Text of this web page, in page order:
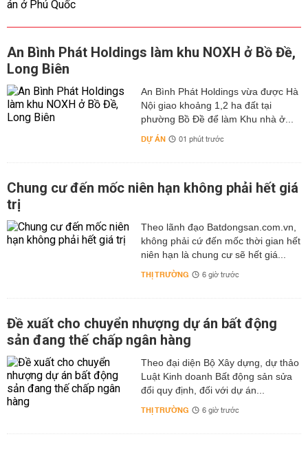
An Bình Phát Holdings làm khu NOXH ở Bồ Đề,
Long Biên
An Bình Phát Holdings vừa được Hà
Nội giao khoảng 1,2 ha đất tại
phường Bồ Đề để làm Khu nhà ở...
DỰ ÁN 01 phút trước
Chung cư đến mốc niên hạn không phải hết giá
trị
Theo lãnh đạo Batdongsan.com.vn,
không phải cứ đến mốc thời gian hết
niên hạn là chung cư sẽ hết giá...
THỊ TRƯỜNG 6 giờ trước
Đề xuất cho chuyển nhượng dự án bất động
sản đang thế chấp ngân hàng
Theo đại diện Bộ Xây dựng, dự thảo
Luật Kinh doanh Bất động sản sửa
đổi quy định, đối với dự án...
THỊ TRƯỜNG 6 giờ trước